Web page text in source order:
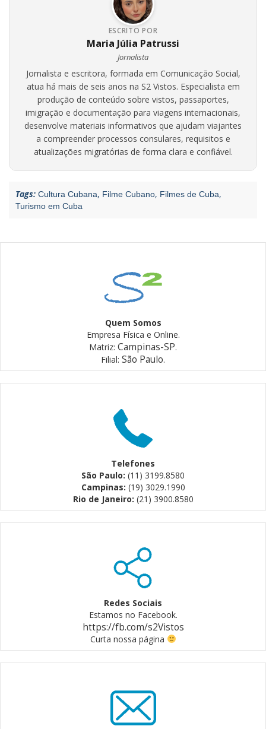
ESCRITO POR
Maria Júlia Patrussi
Jornalista
Jornalista e escritora, formada em Comunicação Social,
atua há mais de seis anos na S2 Vistos. Especialista em
produção de conteúdo sobre vistos, passaportes,
imigração e documentação para viagens internacionais,
desenvolve materiais informativos que ajudam viajantes
a compreender processos consulares, requisitos e
atualizações migratórias de forma clara e confiável.
Tags: Cultura Cubana, Filme Cubano, Filmes de Cuba,
Turismo em Cuba
Quem Somos
Empresa Física e Online.
Matriz: Campinas-SP.
Filial: São Paulo.
Telefones
São Paulo: (11) 3199.8580
Campinas: (19) 3029.1990
Rio de Janeiro: (21) 3900.8580
Redes Sociais
Estamos no Facebook.
https://fb.com/s2Vistos
Curta nossa página